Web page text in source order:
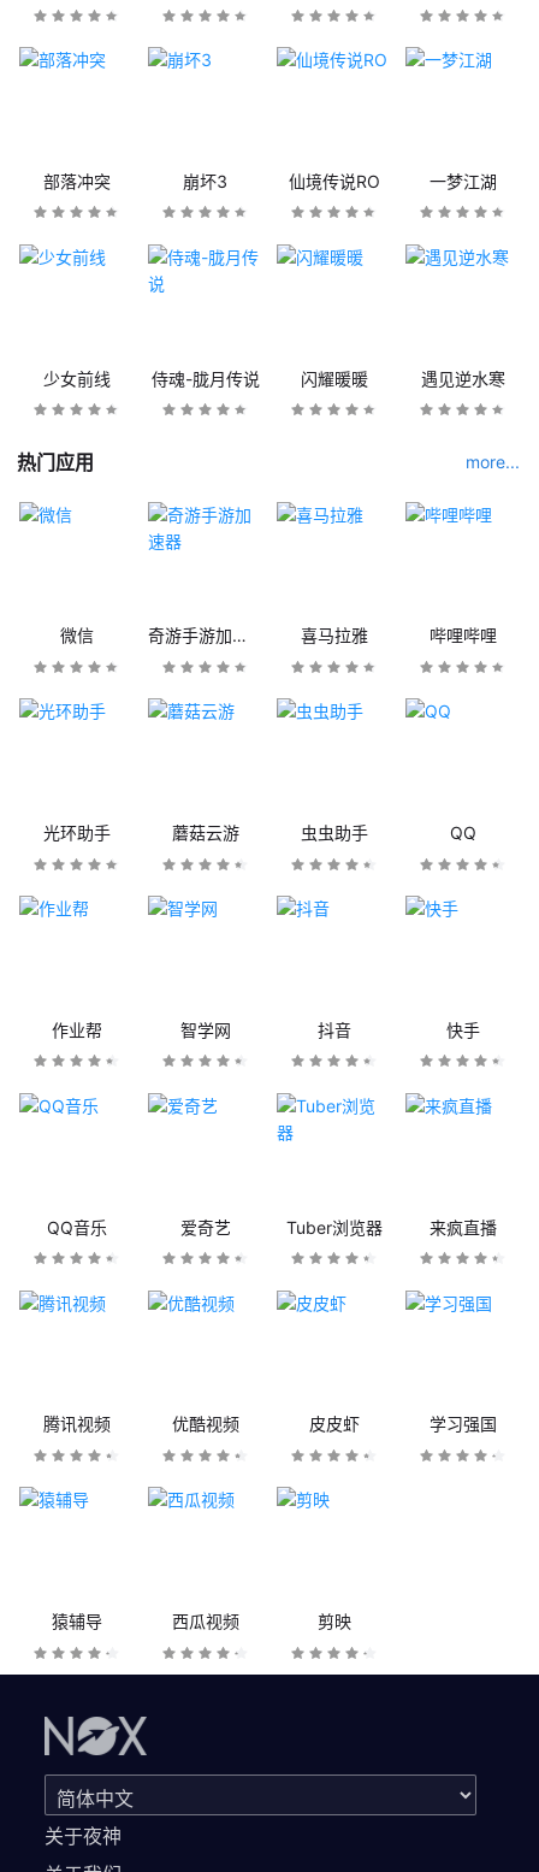
部落冲突 崩坏3 仙境传说RO 一梦江湖
少女前线 侍魂-胧月传说 闪耀暖暖 遇见逆水寒
热门应用 more...
微信 奇游手游加速器 喜马拉雅 哔哩哔哩
光环助手 蘑菇云游 虫虫助手 QQ
作业帮 智学网 抖音 快手
QQ音乐 爱奇艺 Tuber浏览器 来疯直播
腾讯视频 优酷视频 皮皮虾 学习强国
猿辅导 西瓜视频 剪映
关于夜神